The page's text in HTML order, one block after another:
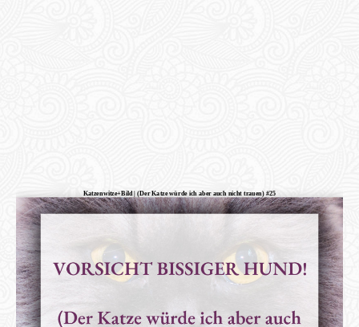
Katzenwitze+Bild | (Der Katze würde ich aber auch nicht trauen) #25